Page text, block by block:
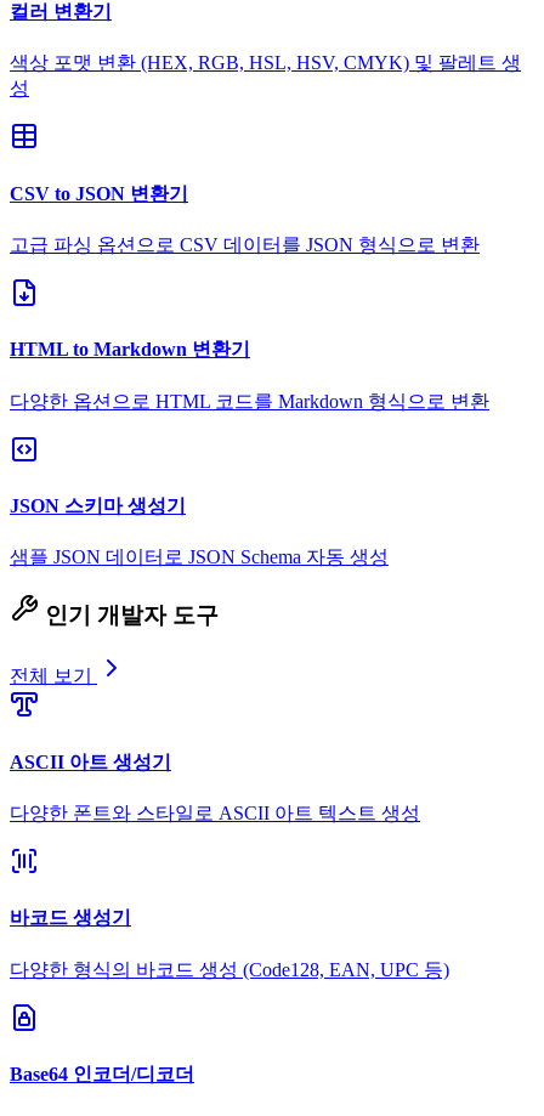
컬러 변환기
색상 포맷 변환 (HEX, RGB, HSL, HSV, CMYK) 및 팔레트 생
성
CSV to JSON 변환기
고급 파싱 옵션으로 CSV 데이터를 JSON 형식으로 변환
HTML to Markdown 변환기
다양한 옵션으로 HTML 코드를 Markdown 형식으로 변환
JSON 스키마 생성기
샘플 JSON 데이터로 JSON Schema 자동 생성
인기 개발자 도구
전체 보기
ASCII 아트 생성기
다양한 폰트와 스타일로 ASCII 아트 텍스트 생성
바코드 생성기
다양한 형식의 바코드 생성 (Code128, EAN, UPC 등)
Base64 인코더/디코더